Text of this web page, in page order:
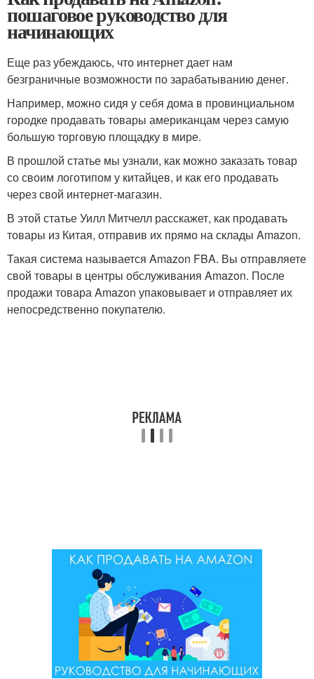
пошаговое руководство для
начинающих
Еще раз убеждаюсь, что интернет дает нам
безграничные возможности по зарабатыванию денег.
Например, можно сидя у себя дома в провинциальном
городке продавать товары американцам через самую
большую торговую площадку в мире.
В прошлой статье мы узнали, как можно заказать товар
со своим логотипом у китайцев, и как его продавать
через свой интернет-магазин.
В этой статье Уилл Митчелл расскажет, как продавать
товары из Китая, отправив их прямо на склады Amazon.
Такая система называется Amazon FBA. Вы отправляете
свой товары в центры обслуживания Amazon. После
продажи товара Amazon упаковывает и отправляет их
непосредственно покупателю.